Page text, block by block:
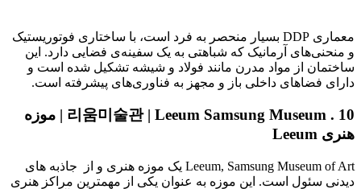
معماری DDP بسیار منحصر به فرد است، با ساختاری فوتوریستیک
و منحنی‌های آرمانیک که شباهتی به یک سفینه‌ی فضایی دارد. این
ساختمان از مواد مدرن مانند فولاد و شیشه تشکیل شده است و
دارای فضاهای داخلی باز و مجهز به فناوری‌های پیشرفته است.
10 . 리움미술관 | Leeum Samsung Museum | موزه
هنری Leeum
Leeum, Samsung Museum of Art یک موزه هنری و از جاذبه های
دیدنی سئول است. این موزه به عنوان یکی از مهمترین مراکز هنری